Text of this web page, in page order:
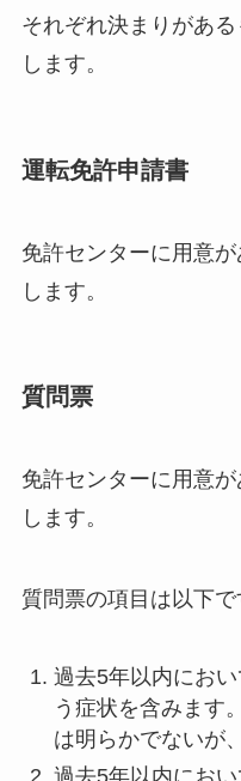
それぞれ決まりがあ
します。
運転免許申請書
免許センターに用意
します。
質問票
免許センターに用意
します。
質問票の項目は以下で
過去5年以内にお
う症状を含みます
は明らかでないが
過去5年以内にお